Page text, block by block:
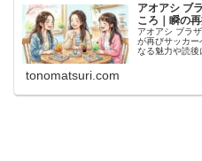
アオアシ ブ
ころ｜瞬の
アオアシ ブラ
が再びサッカ
なる魅力や読後
tonomatsuri.com